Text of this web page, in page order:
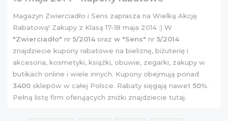
Magazyn Zwierciadło i Sens zaprasza na Wielką Akcję
Rabatową! Zakupy z Klasą 17-18 maja 2014 :) W
"Zwierciadło" nr 5/2014oraz w "Sens" nr 5/2014
znajdziecie kupony rabatowe na bieliznę, biżuterię i
akcesoria, kosmetyki, książki, obuwie, zegarki, zakupy w
butikach online i wiele innych. Kupony obejmują ponad
3400 sklepów w całej Polsce. Rabaty sięgają nawet 50%.
Pełną listę firm oferujących zniżki znajdziecie tutaj.